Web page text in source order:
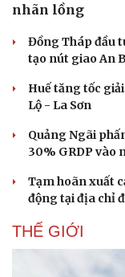
nhãn lồng
Đồng Tháp đầu
tạo nút giao An
Huế tăng tốc
Lộ - La Sơn
Quảng Ngãi
30% GRDP vào
Tạm hoãn xuất
động tại địa chỉ
THẾ GIỚI